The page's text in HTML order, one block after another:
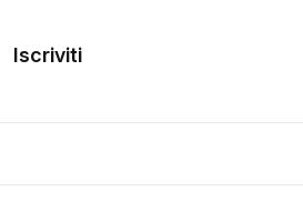
Iscriviti